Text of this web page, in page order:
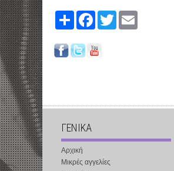
Share FacebookTwitter
ΓΕΝΙΚΑ
Αρχική
Μικρές αγγελίες